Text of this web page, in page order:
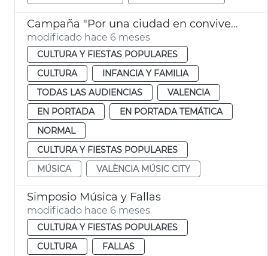
Campaña "Por una ciudad en convivencia" se dedica a la música en las aulas
modificado hace 6 meses
CULTURA Y FIESTAS POPULARES
CULTURA
INFANCIA Y FAMILIA
TODAS LAS AUDIENCIAS
VALENCIA
EN PORTADA
EN PORTADA TEMÁTICA
NORMAL
CULTURA Y FIESTAS POPULARES
MÚSICA
VALÈNCIA MÚSIC CITY
Simposio Música y Fallas
modificado hace 6 meses
CULTURA Y FIESTAS POPULARES
CULTURA
FALLAS